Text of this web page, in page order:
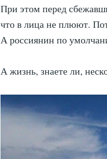
При этом перед
что в лица не плюют.
А россиянин по
А жизнь, знаете ли,